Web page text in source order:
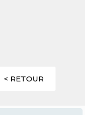
< RETOUR